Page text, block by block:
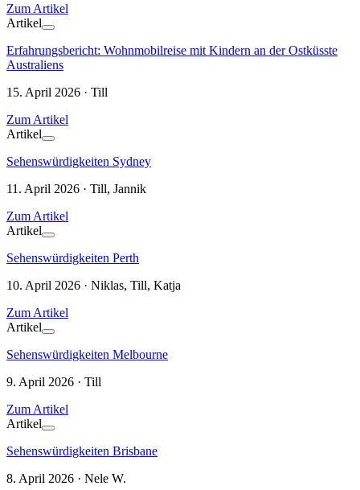
Zum Artikel
Artikel
Erfahrungsbericht: Wohnmobilreise mit Kindern an der Ostküsste
Australiens
15. April 2026 · Till
Zum Artikel
Artikel
Sehenswürdigkeiten Sydney
11. April 2026 · Till, Jannik
Zum Artikel
Artikel
Sehenswürdigkeiten Perth
10. April 2026 · Niklas, Till, Katja
Zum Artikel
Artikel
Sehenswürdigkeiten Melbourne
9. April 2026 · Till
Zum Artikel
Artikel
Sehenswürdigkeiten Brisbane
8. April 2026 · Nele W.